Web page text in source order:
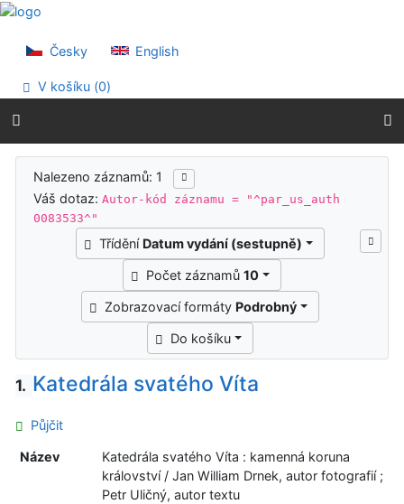
Přejít na obsah
Prohlášení o webové přístupnosti
Česky English
V košíku (0)
Výsledky vyhledávání
Nalezeno záznamů: 1
Váš dotaz:Autor-kód záznamu = "^par_us_auth
0083533^"
Třídění Datum vydání (sestupně)
Počet záznamů 10
Zobrazovací formáty Podrobný
Do košíku
1. Katedrála svatého Víta
Půjčit
Název
Katedrála svatého Víta : kamenná koruna
království / Jan William Drnek, autor fotografií ;
Petr Uličný, autor textu